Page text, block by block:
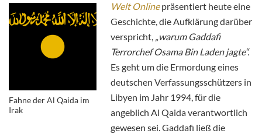
Fahne der Al Qaida im
Irak
Welt Online präsentiert heute eine
Geschichte, die Aufklärung darüber
verspricht, „warum Gaddafi
Terrorchef Osama Bin Laden jagte“.
Es geht um die Ermordung eines
deutschen Verfassungsschützers in
Libyen im Jahr 1994, für die
angeblich Al Qaida verantwortlich
gewesen sei. Gaddafi ließ die